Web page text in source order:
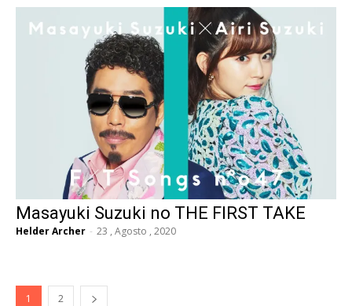
Masayuki Suzuki no THE FIRST TAKE
Helder Archer - 23 , Agosto , 2020
1 2